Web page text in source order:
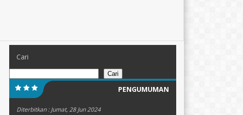
Cari
Cari
PENGUMUMAN
Diterbitkan :Jumat, 28 Jun 2024